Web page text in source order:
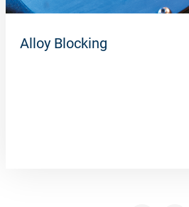
Alloy Blocking